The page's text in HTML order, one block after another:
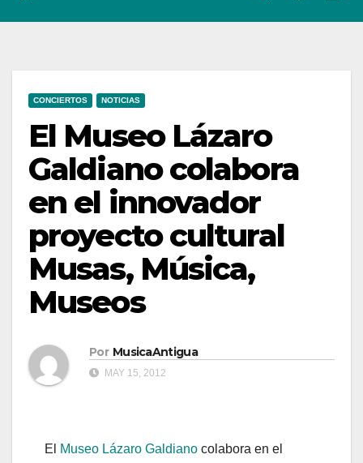
CONCIERTOS NOTICIAS
El Museo Lázaro
Galdiano colabora
en el innovador
proyecto cultural
Musas, Música,
Museos
Por MusicaAntigua
MAY 15, 2012
El Museo Lázaro Galdiano colabora en el